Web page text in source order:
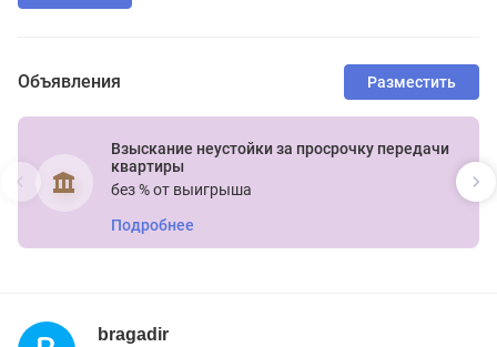
Объявления Разместить
Взыскание неустойки за просрочку передачи
квартиры
без % от выигрыша
Подробнее
bragadir
bragadir
Новичок
Пользователи